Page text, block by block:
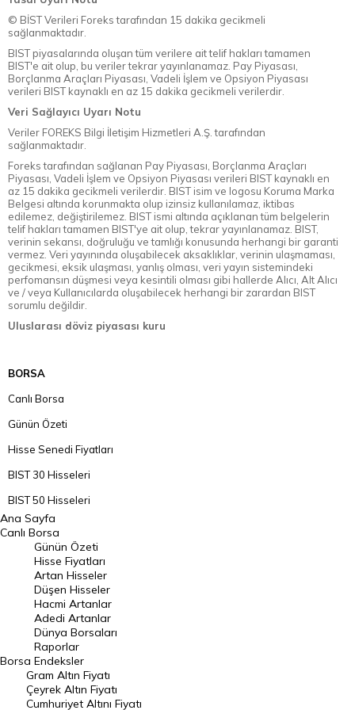
© BİST Verileri Foreks tarafından 15 dakika gecikmeli
sağlanmaktadır.
BIST piyasalarında oluşan tüm verilere ait telif hakları tamamen
BIST'e ait olup, bu veriler tekrar yayınlanamaz. Pay Piyasası,
Borçlanma Araçları Piyasası, Vadeli İşlem ve Opsiyon Piyasası
verileri BIST kaynaklı en az 15 dakika gecikmeli verilerdir.
Veri Sağlayıcı Uyarı Notu
Veriler FOREKS Bilgi İletişim Hizmetleri A.Ş. tarafından
sağlanmaktadır.
Foreks tarafından sağlanan Pay Piyasası, Borçlanma Araçları
Piyasası, Vadeli İşlem ve Opsiyon Piyasası verileri BIST kaynaklı en
az 15 dakika gecikmeli verilerdir. BIST isim ve logosu Koruma Marka
Belgesi altında korunmakta olup izinsiz kullanılamaz, iktibas
edilemez, değiştirilemez. BIST ismi altında açıklanan tüm belgelerin
telif hakları tamamen BIST'ye ait olup, tekrar yayınlanamaz. BIST,
verinin sekansı, doğruluğu ve tamlığı konusunda herhangi bir garanti
vermez. Veri yayınında oluşabilecek aksaklıklar, verinin ulaşmaması,
gecikmesi, eksik ulaşması, yanlış olması, veri yayın sistemindeki
perfomansın düşmesi veya kesintili olması gibi hallerde Alıcı, Alt Alıcı
ve / veya Kullanıcılarda oluşabilecek herhangi bir zarardan BIST
sorumlu değildir.
Uluslarası döviz piyasası kuru
BORSA
Canlı Borsa
Günün Özeti
Hisse Senedi Fiyatları
BIST 30 Hisseleri
BIST 50 Hisseleri
BIST 100 Hisseleri
En Çok Artan Hisseler
En Çok Düşen Hisseler
Hacmi Artanlar
Geçmiş Kapanışlar
Dünya Borsaları
Raporlar
Endeksler
Ana Sayfa
Canlı Borsa
Borsa
Günün Özeti
Hisse Fiyatları
Artan Hisseler
Düşen Hisseler
Hacmi Artanlar
Adedi Artanlar
Dünya Borsaları
Raporlar
Endeksler
Gram Altın Fiyatı
Çeyrek Altın Fiyatı
Cumhuriyet Altını Fiyatı